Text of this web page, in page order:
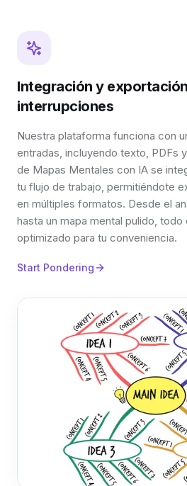
Integración y
interrupciones
Nuestra plataforma funciona con
entradas, incluyendo texto, PDFs
de Mapas Mentales con IA se
tu flujo de trabajo, permitiéndote
en múltiples formatos. Desde el
hasta un mapa mental pulido,
optimizado para tu conveniencia.
Start Pondering